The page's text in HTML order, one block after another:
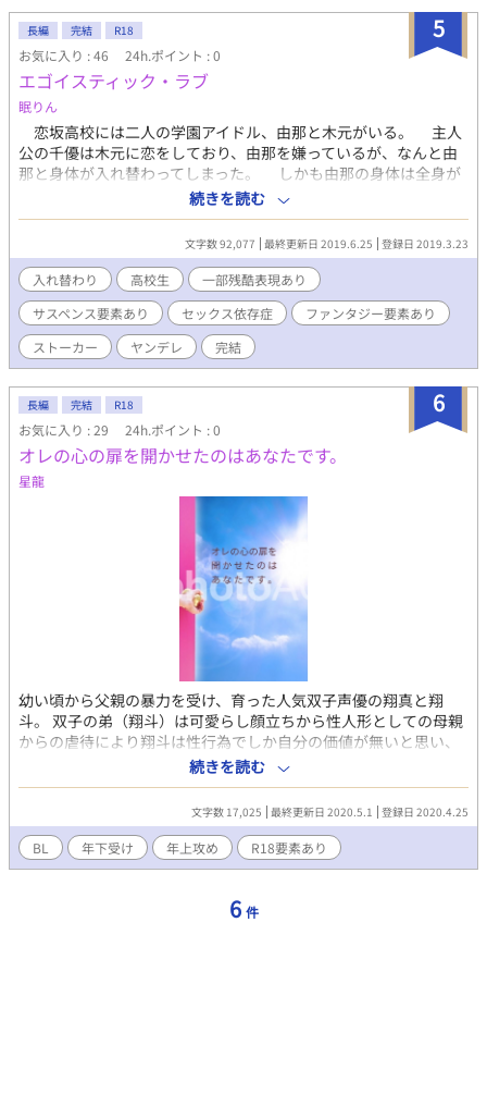
5
長編 完結 R18
お気に入り : 46 24h.ポイント : 0
エゴイスティック・ラブ
眠りん
恋坂高校には二人の学園アイドル、由那と木元がいる。 主人
公の千優は木元に恋をしており、由那を嫌っているが、なんと由
那と身体が入れ替わってしまった。 しかも由那の身体は全身が
超敏感体質で、セックス依存症でもあった。 由那を狙うイジメ
の影、アイドルとしての生活──千優は乗り越えられるのか。 ※
一部輪姦や残酷表現があるので、苦手な方は気をつけ下さい。 ※
エロ要素は少なめです。
続きを読む
文字数 92,077 最終更新日 2019.6.25 登録日 2019.3.23
入れ替わり 高校生
一部残酷表現あり
サスペンス要素あり
セックス依存症
ファンタジー要素あり
ストーカー
ヤンデレ 完結
6
長編 完結 R18
お気に入り : 29 24h.ポイント : 0
オレの心の扉を開かせたのはあなたです。
星龍
幼い頃から父親の暴力を受け、育った人気双子声優の翔真と翔
斗。 双子の弟（翔斗）は可愛らし顔立ちから性人形としての母親
からの虐待により翔斗は性行為でしか自分の価値が無いと思い、
セックス依存症になった。 そんな双子の弟：翔斗に優しく手を差
し伸べたのは俳優で歌手、声優の久野光樹だった。 ーーーーーー
ーーーーーーーーーーーーーーーーー 医療知識はありません。 ご
了承ください。
続きを読む
文字数 17,025 最終更新日 2020.5.1 登録日 2020.4.25
BL 年下受け 年上攻め R18要素あり
6 件